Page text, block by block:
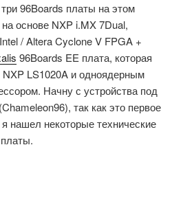
96Boards платы на этом
основе NXP i.MX 7Dual,
/ Altera Cyclone V FPGA +
96Boards EE плата, которая
NXP LS1020A и одноядерным
Начну с устройства под
так как это первое
нашел некоторые технические